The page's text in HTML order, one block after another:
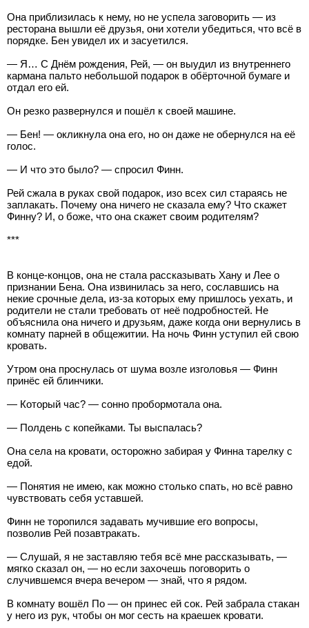
Она приблизилась к нему, но не успела заговорить — из
ресторана вышли её друзья, они хотели убедиться, что всё в
порядке. Бен увидел их и засуетился.
— Я… С Днём рождения, Рей, — он выудил из внутреннего
кармана пальто небольшой подарок в обёрточной бумаге и
отдал его ей.
Он резко развернулся и пошёл к своей машине.
— Бен! — окликнула она его, но он даже не обернулся на её
голос.
— И что это было? — спросил Финн.
Рей сжала в руках свой подарок, изо всех сил стараясь не
заплакать. Почему она ничего не сказала ему? Что скажет
Финну? И, о боже, что она скажет своим родителям?
***
В конце-концов, она не стала рассказывать Хану и Лее о
признании Бена. Она извинилась за него, сославшись на
некие срочные дела, из-за которых ему пришлось уехать, и
родители не стали требовать от неё подробностей. Не
объяснила она ничего и друзьям, даже когда они вернулись в
комнату парней в общежитии. На ночь Финн уступил ей свою
кровать.
Утром она проснулась от шума возле изголовья — Финн
принёс ей блинчики.
— Который час? — сонно пробормотала она.
— Полдень с копейками. Ты выспалась?
Она села на кровати, осторожно забирая у Финна тарелку с
едой.
— Понятия не имею, как можно столько спать, но всё равно
чувствовать себя уставшей.
Финн не торопился задавать мучившие его вопросы,
позволив Рей позавтракать.
— Слушай, я не заставляю тебя всё мне рассказывать, —
мягко сказал он, — но если захочешь поговорить о
случившемся вчера вечером — знай, что я рядом.
В комнату вошёл По — он принес ей сок. Рей забрала стакан
у него из рук, чтобы он мог сесть на краешек кровати.